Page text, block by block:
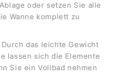
oder setzen Sie alle
Wanne komplett zu
Durch das leichte Gewicht
lassen sich die Elemente
Sie ein Vollbad nehmen